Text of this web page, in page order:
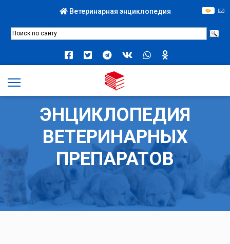
Ветеринарная энциклопедия
ЭНЦИКЛОПЕДИЯ
ВЕТЕРИНАРНЫХ
ПРЕПАРАТОВ